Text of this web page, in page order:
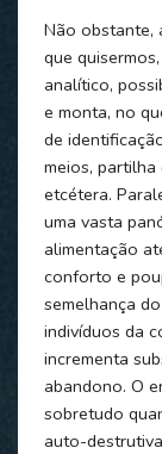
Não obstante,
que
analítico,
e monta, no
de
meios, partilha
etcétera.
uma vasta
alimentação
conforto e
semelhança
indivíduos da
incrementa
abandono. O
sobretudo
auto-